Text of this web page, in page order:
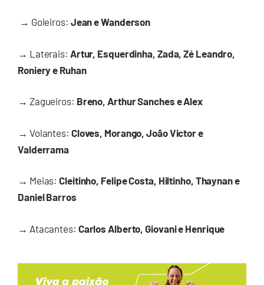
→ Goleiros: Jean e Wanderson
→ Laterais: Artur, Esquerdinha, Zada, Zé Leandro,
Roniery e Ruhan
→ Zagueiros: Breno, Arthur Sanches e Alex
→ Volantes: Cloves, Morango, João Victor e
Valderrama
→ Meias:Cleitinho, Felipe Costa, Hiltinho, Thaynan e
Daniel Barros
→ Atacantes: Carlos Alberto, Giovani e Henrique